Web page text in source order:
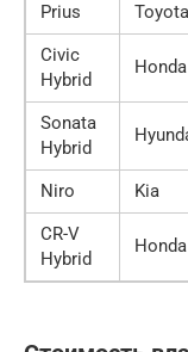
Prius Toyota
Civic
Hybrid
Honda
Sonata
Hybrid
Niro Kia
CR-V
Hybrid
Honda